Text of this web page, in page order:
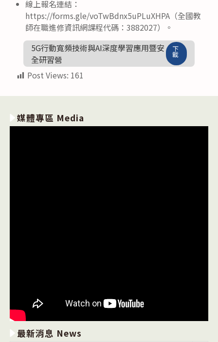
線上報名連結：
https://forms.gle/voTwBdnx5uPLuXHPA（全國教
師在職進修資訊網課程代碼：3882027）。
5G行動寬頻技術與AI深度學習應用暨安
全研習營
下
載
Post Views: 161
媒體專區 Media
最新消息 News